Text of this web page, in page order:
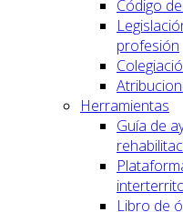
Código
profesión
Herramientas
Guía de
Libro de